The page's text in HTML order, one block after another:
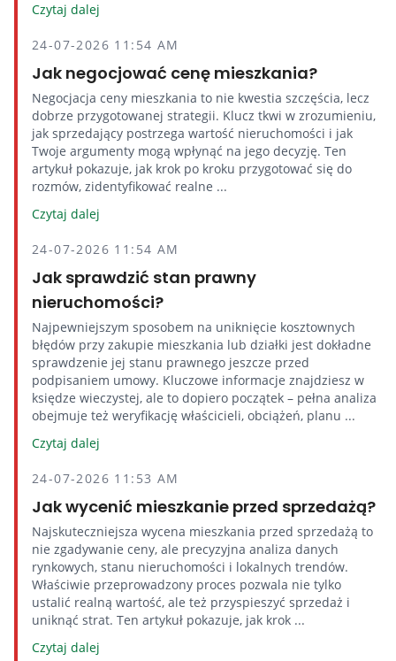
Czytaj dalej
24-07-2026 11:54 AM
Jak negocjować cenę mieszkania?
Negocjacja ceny mieszkania to nie kwestia szczęścia, lecz
dobrze przygotowanej strategii. Klucz tkwi w zrozumieniu,
jak sprzedający postrzega wartość nieruchomości i jak
Twoje argumenty mogą wpłynąć na jego decyzję. Ten
artykuł pokazuje, jak krok po kroku przygotować się do
rozmów, zidentyfikować realne ...
Czytaj dalej
24-07-2026 11:54 AM
Jak sprawdzić stan prawny
nieruchomości?
Najpewniejszym sposobem na uniknięcie kosztownych
błędów przy zakupie mieszkania lub działki jest dokładne
sprawdzenie jej stanu prawnego jeszcze przed
podpisaniem umowy. Kluczowe informacje znajdziesz w
księdze wieczystej, ale to dopiero początek – pełna analiza
obejmuje też weryfikację właścicieli, obciążeń, planu ...
Czytaj dalej
24-07-2026 11:53 AM
Jak wycenić mieszkanie przed sprzedażą?
Najskuteczniejsza wycena mieszkania przed sprzedażą to
nie zgadywanie ceny, ale precyzyjna analiza danych
rynkowych, stanu nieruchomości i lokalnych trendów.
Właściwie przeprowadzony proces pozwala nie tylko
ustalić realną wartość, ale też przyspieszyć sprzedaż i
uniknąć strat. Ten artykuł pokazuje, jak krok ...
Czytaj dalej